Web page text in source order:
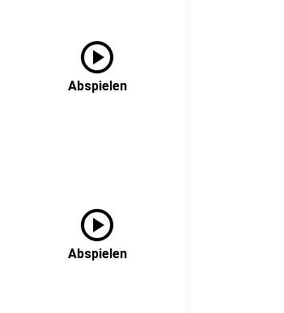
play_circle
Abspielen
play_circle
Abspielen